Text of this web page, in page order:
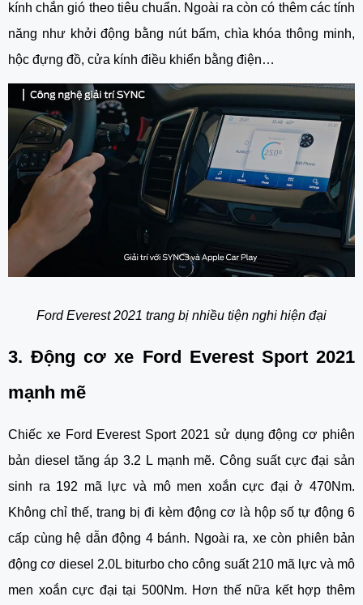
kính chắn gió theo tiêu chuẩn. Ngoài ra còn có thêm các tính
năng như khởi động bằng nút bấm, chìa khóa thông minh,
hộc đựng đồ, cửa kính điều khiển bằng điện…
Ford Everest 2021 trang bị nhiều tiện nghi hiện đại
3. Động cơ xe Ford Everest Sport 2021
mạnh mẽ
Chiếc xe Ford Everest Sport 2021 sử dụng động cơ phiên
bản diesel tăng áp 3.2 L mạnh mẽ. Công suất cực đại sản
sinh ra 192 mã lực và mô men xoắn cực đại ở 470Nm.
Không chỉ thế, trang bị đi kèm động cơ là hộp số tự động 6
cấp cùng hệ dẫn động 4 bánh. Ngoài ra, xe còn phiên bản
động cơ diesel 2.0L biturbo cho công suất 210 mã lực và mô
men xoắn cực đại tại 500Nm. Hơn thế nữa kết hợp thêm